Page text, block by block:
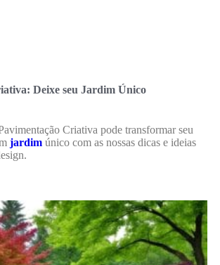
Deixe seu Jardim Único
Criativa pode transformar seu
jardim único com as nossas dicas e ideias